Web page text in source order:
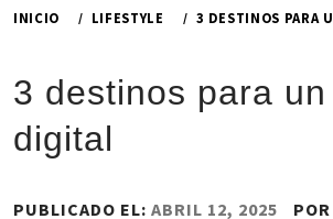
INICIO LIFESTYLE 3 DESTINOS PARA
3 destinos para
digital
PUBLICADO EL: ABRIL 12, 2025 POR